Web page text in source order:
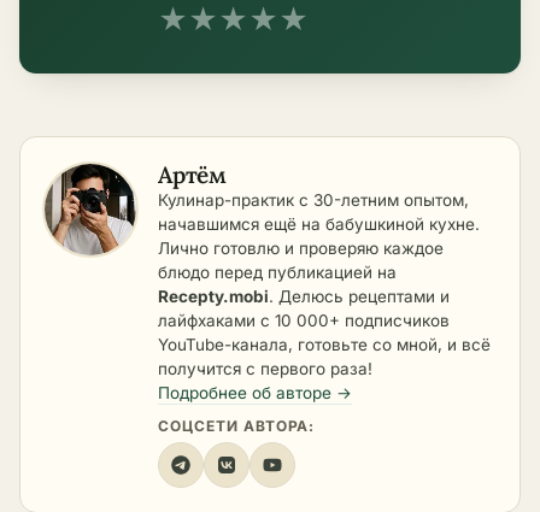
★★★★★
Артём
Кулинар-практик с 30-летним опытом,
начавшимся ещё на бабушкиной кухне.
Лично готовлю и проверяю каждое
блюдо перед публикацией на
Recepty.mobi. Делюсь рецептами и
лайфхаками с 10 000+ подписчиков
YouTube-канала, готовьте со мной, и всё
получится с первого раза!
Подробнее об авторе →
СОЦСЕТИ АВТОРА: